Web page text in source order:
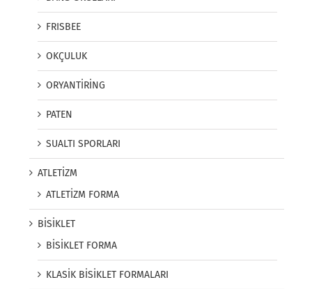
FRISBEE
OKÇULUK
ORYANTİRİNG
PATEN
SUALTI SPORLARI
ATLETİZM
ATLETİZM FORMA
BİSİKLET
BİSİKLET FORMA
KLASİK BİSİKLET FORMALARI